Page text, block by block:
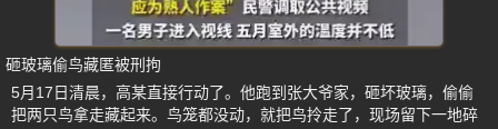
砸玻璃偷鸟藏匿被刑拘
5月17日清晨，高某直接行动了。他跑到张大爷家，砸坏玻璃，偷偷
把两只鸟拿走藏起来。鸟笼都没动，就把鸟拎走了，现场留下一地碎